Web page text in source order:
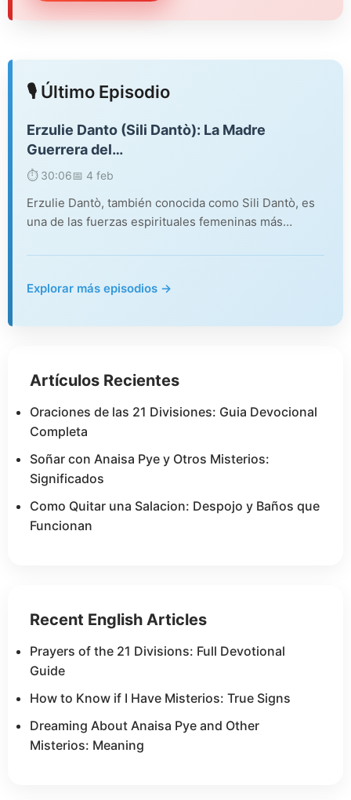
🎙️ Último Episodio
Erzulie Danto (Sili Dantò): La Madre
Guerrera del…
⏱️ 30:06📅 4 feb
Erzulie Dantò, también conocida como Sili Dantò, es
una de las fuerzas espirituales femeninas más…
Explorar más episodios →
Artículos Recientes
Oraciones de las 21 Divisiones: Guia Devocional
Completa
Soñar con Anaisa Pye y Otros Misterios:
Significados
Como Quitar una Salacion: Despojo y Baños que
Funcionan
Recent English Articles
Prayers of the 21 Divisions: Full Devotional
Guide
How to Know if I Have Misterios: True Signs
Dreaming About Anaisa Pye and Other
Misterios: Meaning